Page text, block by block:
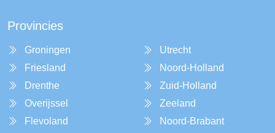
Provincies
Groningen
Friesland
Drenthe
Overijssel
Flevoland
Utrecht
Noord-Holland
Zuid-Holland
Zeeland
Noord-Brabant